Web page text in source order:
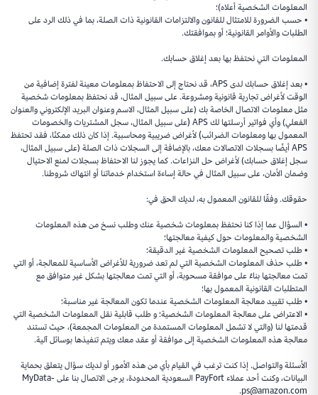
المعلومات الشخصية أعلاه)؛
• حسب الضرورة للامتثال للقانون والالتزامات القانونية ذات الصلة، بما في ذلك الرد على
الطلبات والأوامر القانونية؛ أو بموافقتك.
المعلومات التي نحتفظ بها بعد إغلاق حسابك.
• بعد إغلاق حسابك لدى APS، قد نحتاج إلى الاحتفاظ بمعلومات معينة لفترة إضافية من
الوقت لأغراض تجارية قانونية ومشروعة. على سبيل المثال، قد نحتفظ بمعلومات شخصية
مثل معلومات الاتصال الخاصة بك (على سبيل المثال، الاسم وعنوان البريد الإلكتروني والعنوان
الفعلي) وأي فواتير أرسلتها لك APS (على سبيل المثال، سجل المشتريات والخصومات
المعمول بها ومعلومات الضرائب) لأغراض ضريبية ومحاسبية. إذا كان ذلك ممكنًا، فقد تحتفظ
APS أيضًا بسجلات الاتصالات معك، بالإضافة إلى السجلات ذات الصلة (على سبيل المثال،
سجل إغلاق حسابك) لأغراض حل النزاعات. كما يجوز لنا الاحتفاظ بسجلات لمنع الاحتيال
وضمان الأمان، على سبيل المثال في حالة إساءة استخدام خدماتنا أو انتهاك شروطنا.
حقوقك. وفقًا للقانون المعمول به، لديك الحق في:
• السؤال عما إذا كنا نحتفظ بمعلومات شخصية عنك وطلب نسخ من هذه المعلومات
الشخصية والمعلومات حول كيفية معالجتها؛
• طلب تصحيح المعلومات الشخصية غير الدقيقة؛
• طلب حذف المعلومات الشخصية التي لم تعد ضرورية للأغراض الأساسية للمعالجة، أو التي
تمت معالجتها بناءً على موافقة مسحوبة، أو التي تمت معالجتها بشكل غير متوافق مع
المتطلبات القانونية المعمول بها؛
• طلب تقييد معالجة المعلومات الشخصية عندما تكون المعالجة غير مناسبة؛
• الاعتراض على معالجة المعلومات الشخصية؛ و طلب قابلية نقل المعلومات الشخصية التي
قدمتها لنا (والتي لا تشمل المعلومات المستمدة من المعلومات المجمعة)، حيث تستند
معالجة هذه المعلومات الشخصية إلى موافقة أو عقد معك ويتم تنفيذها بوسائل آلية.
الأسئلة والتواصل. إذا كنت ترغب في القيام بأي من هذه الأمور أو لديك سؤال يتعلق بحماية
البيانات، وكنت أحد عملاء PayFort السعودية المحدودة، يرجى الاتصال بنا على MyData-
ps@amazon.com.